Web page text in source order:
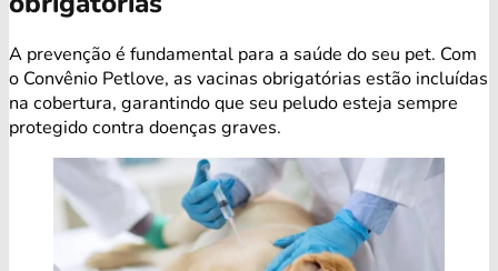
A prevenção é fundamental para a saúde do seu pet. Com
o Convênio Petlove, as vacinas obrigatórias estão incluídas
na cobertura, garantindo que seu peludo esteja sempre
protegido contra doenças graves.